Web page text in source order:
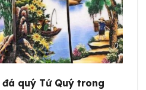
quý Tứ Quý trong